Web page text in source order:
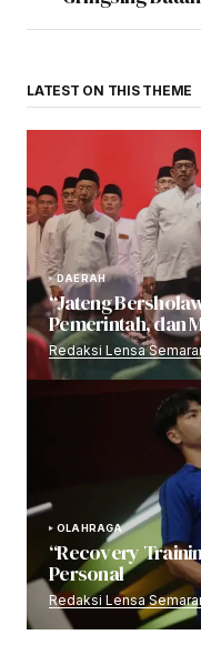
LATEST ON THIS THEME
DAERAH
“Jateng
Pemerintah, dan
Redaksi Lensa
OLAHRAGA
“Recovery
Personal
Redaksi Lensa